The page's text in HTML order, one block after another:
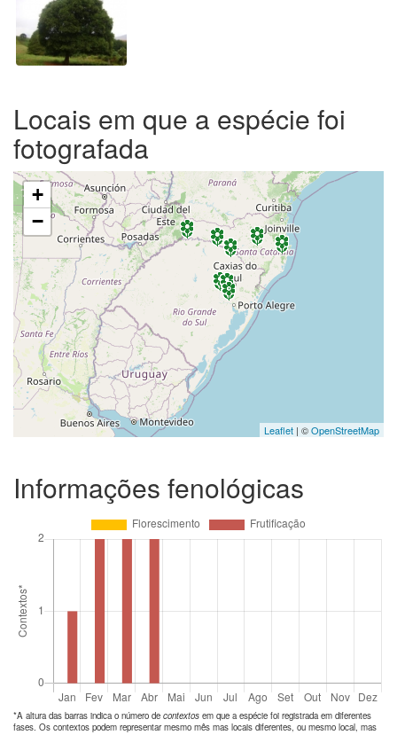
Locais em que a espécie foi
fotografada
+
−
Leaflet | ©OpenStreetMap
Informações fenológicas
*A altura das barras indica o número de contextos em que a espécie foi registrada em diferentes
fases. Os contextos podem representar mesmo mês mas locais diferentes, ou mesmo local, mas